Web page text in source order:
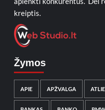
kreiptis.
Žymos
APIE APŽVALGA